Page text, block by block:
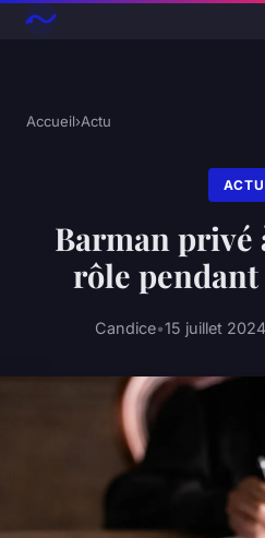
Accueil›Actu
ACTU
Barman privé
rôle
Candice•15 juillet 2024